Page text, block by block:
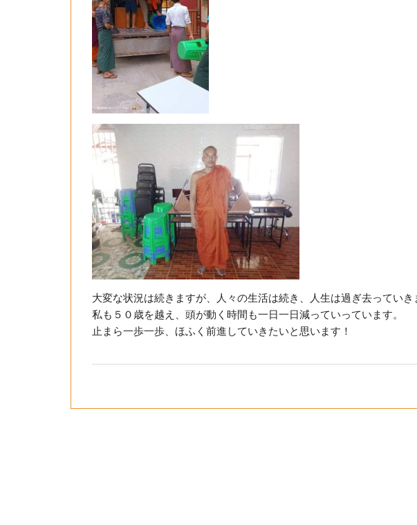
大変な状況は続きますが、人々の生活は続き、人生は過ぎ去っていき
私も５０歳を越え、頭が動く時間も一日一日減っていっています。
止まら一歩一歩、ほふく前進していきたいと思います！